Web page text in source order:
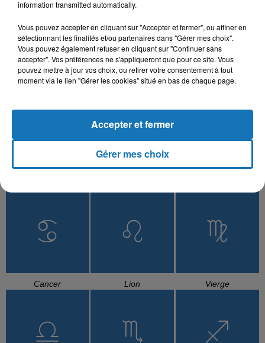
L'HOROSCOPE
Cancer Lion Vierge
information transmitted automatically.
Vous pouvez accepter en cliquant sur "Accepter et fermer", ou affiner en
sélectionnant les finalités et/ou partenaires dans "Gérer mes choix".
Vous pouvez également refuser en cliquant sur "Continuer sans
accepter". Vos préférences ne s'appliqueront que pour ce site. Vous
pouvez mettre à jour vos choix, ou retirer votre consentement à tout
moment via le lien "Gérer les cookies" situé en bas de chaque page.
Gérer mes choix
Accepter et fermer